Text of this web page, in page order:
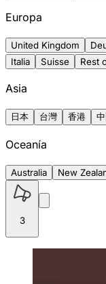
Europa
United Kingdom
Italia
Suisse Rest
Asia
日本 台灣 香港
Oceanía
Australia New
3